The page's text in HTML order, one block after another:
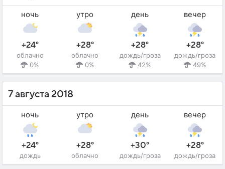
ночь
+24°
облачно
0%
утро
+28°
облачно
0%
день
+28°
дождь/гроза
42%
вечер
+28°
дождь/гроза
49%
7 августа 2018
ночь
+24°
дождь
утро
+28°
облачно
день
+30°
дождь/гроза
вечер
+28°
дождь/гроза